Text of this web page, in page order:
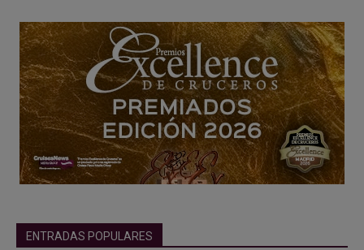
ENTRADAS POPULARES